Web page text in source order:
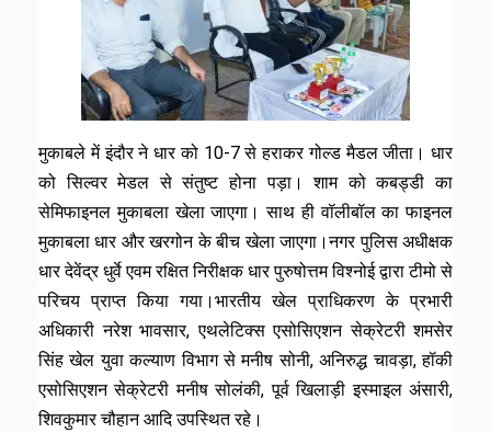
मुकाबले में इंदौर ने धार को 10-7 से हराकर गोल्ड मैडल जीता। धार
को सिल्वर मेडल से संतुष्ट होना पड़ा। शाम को कबड्डी का
सेमिफाइनल मुकाबला खेला जाएगा। साथ ही वॉलीबॉल का फाइनल
मुकाबला धार और खरगोन के बीच खेला जाएगा।नगर पुलिस अधीक्षक
धार देवेंद्र धुर्वे एवम रक्षित निरीक्षक धार पुरुषोत्तम विश्नोई द्वारा टीमो से
परिचय प्राप्त किया गया।भारतीय खेल प्राधिकरण के प्रभारी
अधिकारी नरेश भावसार, एथलेटिक्स एसोसिएशन सेक्रेटरी शमसेर
सिंह खेल युवा कल्याण विभाग से मनीष सोनी, अनिरुद्ध चावड़ा, हॉकी
एसोसिएशन सेक्रेटरी मनीष सोलंकी, पूर्व खिलाड़ी इस्माइल अंसारी,
शिवकुमार चौहान आदि उपस्थित रहे।